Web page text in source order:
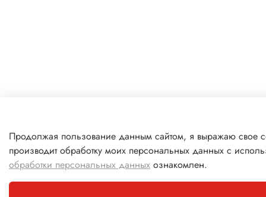
Продолжая пользование данным сайтом, я выражаю свое
производит обработку моих персональных данных с
обработки персональных данных ознакомлен.